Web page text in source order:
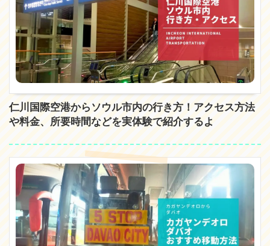
仁川国際空港からソウル市内の行き方！アクセス方法
や料金、所要時間などを実体験で紹介するよ